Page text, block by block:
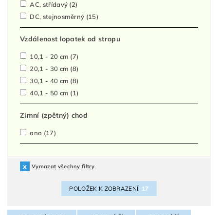
AC, střídavý (2)
DC, stejnosměrný (15)
Vzdálenost lopatek od stropu
10,1 - 20 cm (7)
20,1 - 30 cm (8)
30,1 - 40 cm (8)
40,1 - 50 cm (1)
Zimní (zpětný) chod
ano (17)
Vymazat všechny filtry
POLOŽEK K ZOBRAZENÍ: 17